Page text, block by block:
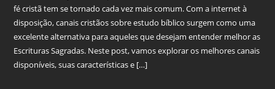
fé cristã tem se tornado cada vez mais comum. Com a internet à
disposição, canais cristãos sobre estudo bíblico surgem como uma
excelente alternativa para aqueles que desejam entender melhor as
Escrituras Sagradas. Neste post, vamos explorar os melhores canais
disponíveis, suas características e […]